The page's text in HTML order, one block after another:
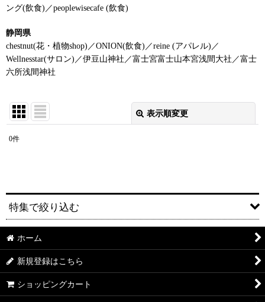
ング(飲食)／peoplewisecafe (飲食)
静岡県
chestnut(花・植物shop)／ONION(飲食)／reine (アパレル)／
Wellnesstar(サロン)／伊豆山神社／富士宮富士山本宮浅間大社／富士
六所浅間神社
表示順変更
0件
特集で絞り込む
送料無料
セット販売
ギフト
ホーム
新規登録はこちら
ショッピングカート